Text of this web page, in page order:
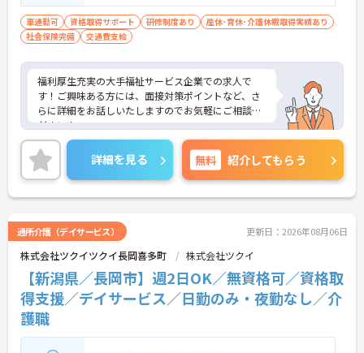
社半年以内に会社負担で認知症介護基礎研
修受講
車通勤可 資格取得サポート 研修制度あり
産休･育休･介護休暇取得実績あり
社会保険完備
交通費支給
福利厚生充実の大手福祉サービス企業での求人で
す！ご興味ある方には、面接対策ポイントなど、さ
らに詳細をお話しいたしますのでお気軽にご相談く
ださい！
詳細を見る 無料 紹介してもらう
通所介護（デイサービス） 更新日：2026年08月06日
株式会社ツクイツクイ長岡喜多町 株式会社ツクイ
【新潟県／長岡市】週2日OK／無資格可／資格取
得支援／デイサービス／日勤のみ・夜勤なし／介
護職